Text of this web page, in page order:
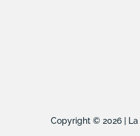
Copyright © 2026 |